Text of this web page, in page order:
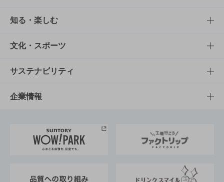
商品TOP
商品一覧
商品発売情報
栄養成分一覧
知る・楽しむ
知る・楽しむTOP
キャンペーン
工場見学
地域情報
文化・スポーツ
文化・スポーツTOP
サントリーホール
サントリーサンバーズ大阪
サステナビリティ
サステナビリティTOP
サントリーが考えるサステナビリティ経営
企業情報
企業概要